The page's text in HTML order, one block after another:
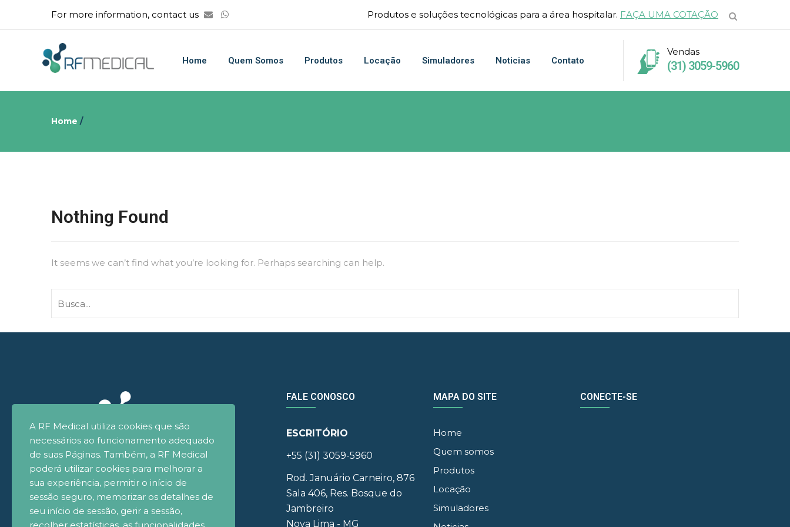
For more information, contact us Produtos e soluções tecnológicas para a área hospitalar. FAÇA UMA COTAÇÃO
Home Quem Somos Produtos Locação Simuladores Noticias Contato
Vendas
(31) 3059-5960
Home /
Nothing Found
It seems we can’t find what you’re looking for. Perhaps searching can help.
FALE CONOSCO
ESCRITÓRIO
+55 (31) 3059-5960
Rod. Januário Carneiro, 876
Sala 406, Res. Bosque do
Jambreiro
Nova Lima - MG
MAPA DO SITE
Home
Quem somos
Produtos
Locação
Simuladores
CONECTE-SE
A RF Medical utiliza cookies que são
necessários ao funcionamento adequado
de suas Páginas. Também, a RF Medical
poderá utilizar cookies para melhorar a
sua experiência, permitir o início de
sessão seguro, memorizar os detalhes de
seu início de sessão, gerir a sessão,